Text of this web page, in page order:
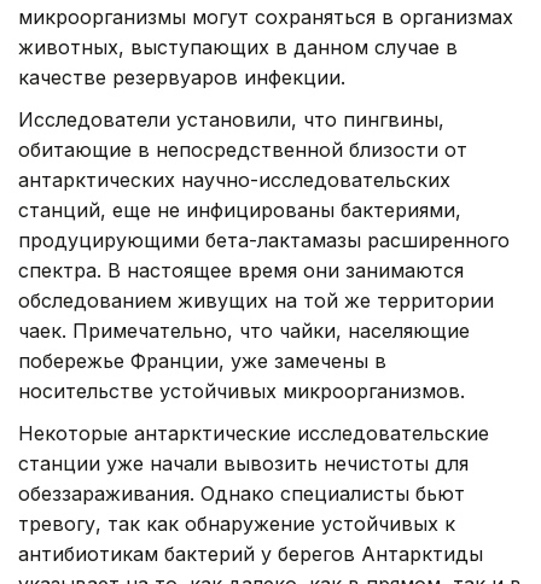
микроорганизмы могут сохраняться в организмах
животных, выступающих в данном случае в
качестве резервуаров инфекции.
Исследователи установили, что пингвины,
обитающие в непосредственной близости от
антарктических научно-исследовательских
станций, еще не инфицированы бактериями,
продуцирующими бета-лактамазы расширенного
спектра. В настоящее время они занимаются
обследованием живущих на той же территории
чаек. Примечательно, что чайки, населяющие
побережье Франции, уже замечены в
носительстве устойчивых микроорганизмов.
Некоторые антарктические исследовательские
станции уже начали вывозить нечистоты для
обеззараживания. Однако специалисты бьют
тревогу, так как обнаружение устойчивых к
антибиотикам бактерий у берегов Антарктиды